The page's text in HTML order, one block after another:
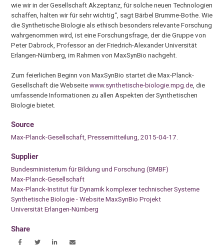
wie wir in der Gesellschaft Akzeptanz, für solche neuen Technologien
schaffen, halten wir für sehr wichtig“, sagt Bärbel Brumme-Bothe. Wie
die Synthetische Biologie als ethisch besonders relevante Forschung
wahrgenommen wird, ist eine Forschungsfrage, der die Gruppe von
Peter Dabrock, Professor an der Friedrich-Alexander Universität
Erlangen-Nürnberg, im Rahmen von MaxSynBio nachgeht.
Zum feierlichen Beginn von MaxSynBio startet die Max-Planck-
Gesellschaft die Webseitewww.synthetische-biologie.mpg.de , die
umfassende Informationen zu allen Aspekten der Synthetischen
Biologie bietet.
Source
Max-Planck-Gesellschaft, Pressemitteilung, 2015-04-17.
Supplier
Bundesministerium für Bildung und Forschung (BMBF)
Max-Planck-Gesellschaft
Max-Planck-Institut für Dynamik komplexer technischer Systeme
Synthetische Biologie - Website MaxSynBio Projekt
Universität Erlangen-Nürnberg
Share